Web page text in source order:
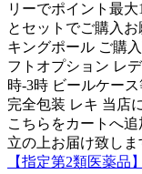
リーでポイント最
とセットでご購入お
キングポール ご購
フトオプション レ
時-3時 ビールケー
完全包装 レキ 当店
こちらをカートへ
立の上お届け致しま
【指定第2類医薬品